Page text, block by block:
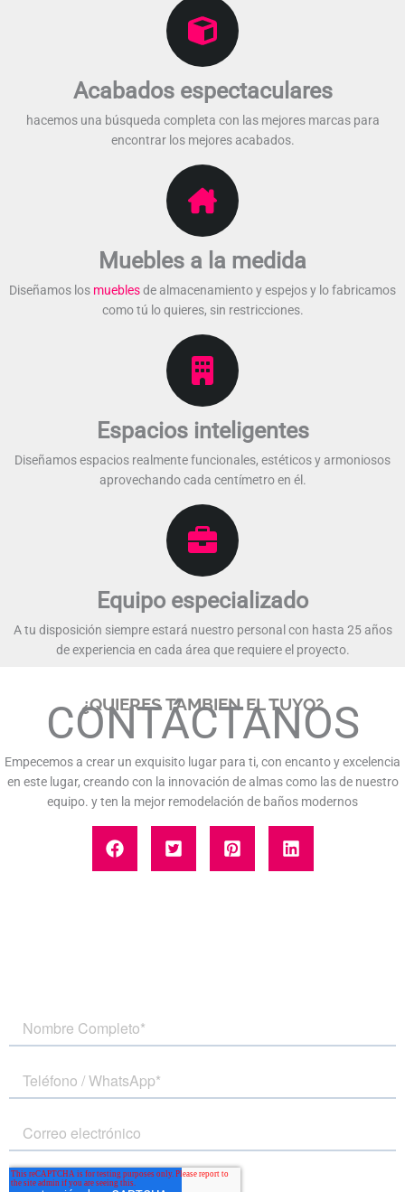
Acabados espectaculares​
hacemos una búsqueda completa con las mejores marcas para
encontrar los mejores acabados.​​
Muebles a la medida​
Diseñamos los mueblesde almacenamiento y espejos y lo fabricamos
como tú lo quieres, sin restricciones.​​
Espacios inteligentes
Diseñamos espacios realmente funcionales, estéticos y armoniosos
aprovechando cada centímetro en él.​​
Equipo especializado​
A tu disposición siempre estará nuestro personal con hasta 25 años
de experiencia en cada área que requiere el proyecto.​​
¿QUIERES TAMBIEN EL TUYO?
CONTÁCTANOS​
Empecemos a crear un exquisito lugar para ti, con encanto y excelencia
en este lugar, creando con la innovación de almas como las de nuestro
equipo.​ y ten la mejor remodelación de baños modernos